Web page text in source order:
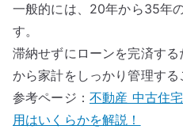
一般的には、20年から35年
す。
滞納せずにローンを完済す
から家計をしっかり管理する
参考ページ： 不動産 中古住
用はいくらかを解説！